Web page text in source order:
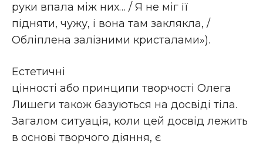
руки впала між них… / Я не міг її
підняти, чужу, і вона там заклякла, /
Обліплена залізними кристалами»).
Естетичні
цінності або принципи творчості Олега
Лишеги також базуються на досвіді тіла.
Загалом ситуація, коли цей досвід лежить
в основі творчого діяння, є